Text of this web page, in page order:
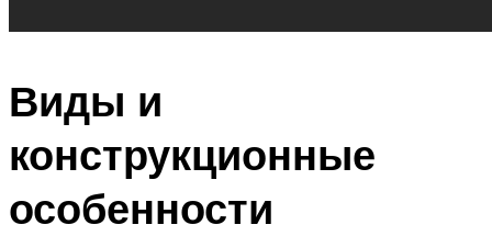
Виды и
конструкционные
особенности